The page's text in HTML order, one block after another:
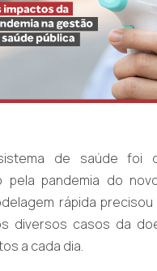
de saúde foi
pela pandemia do
rápida
diversos casos da
a cada dia.